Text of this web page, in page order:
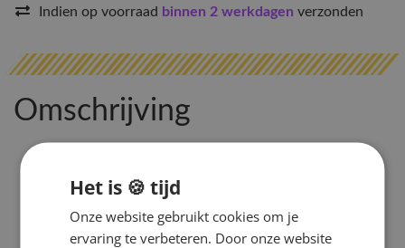
Indien op voorraad binnen 2 werkdagen verzonden
Omschrijving
Het is 🍪 tijd
Onze website gebruikt cookies om je
ervaring te verbeteren. Door onze website